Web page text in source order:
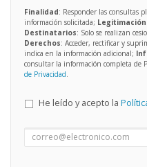
Finalidad: Responder las consultas
información solicitada; Legitimación
Destinatarios: Solo se realizan
Derechos: Acceder, rectificar y
indica en la información adicional;
consultar la información completa de
de Privacidad
He leído y acepto la